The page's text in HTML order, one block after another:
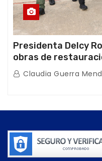
Presidenta Delcy
obras de
afectaciones
Claudia Guerra